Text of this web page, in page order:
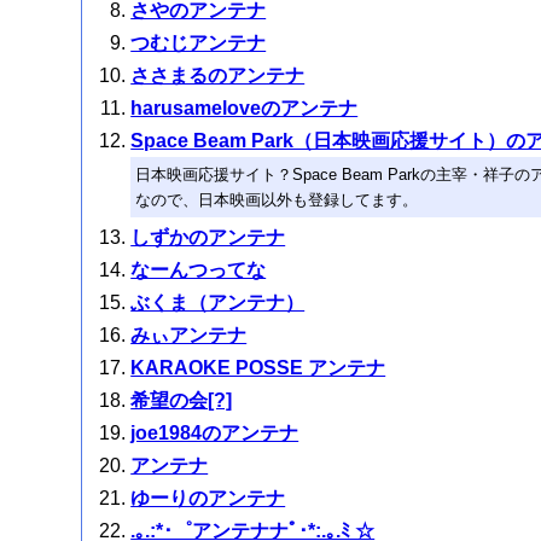
さやのアンテナ
つむじアンテナ
ささまるのアンテナ
harusameloveのアンテナ
Space Beam Park（日本映画応援サイト）の
日本映画応援サイト？Space Beam Parkの主宰・祥子の
なので、日本映画以外も登録してます。
しずかのアンテナ
なーんつってな
ぶくま（アンテナ）
みぃアンテナ
KARAOKE POSSE アンテナ
希望の会[?]
joe1984のアンテナ
アンテナ
ゆーりのアンテナ
.｡.:*･゜アンテナナﾟ･*:.｡.ﾐ ☆